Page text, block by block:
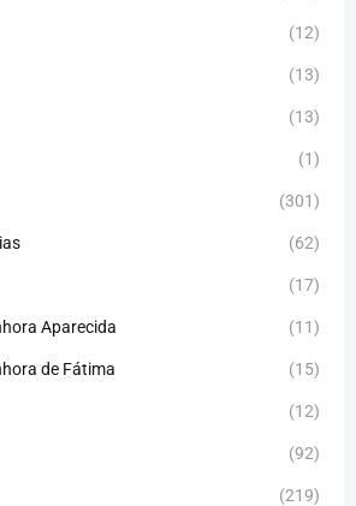
(12)
(13)
(13)
(1)
(301)
(62)
(17)
Aparecida (11)
de Fátima (15)
(12)
(92)
(219)